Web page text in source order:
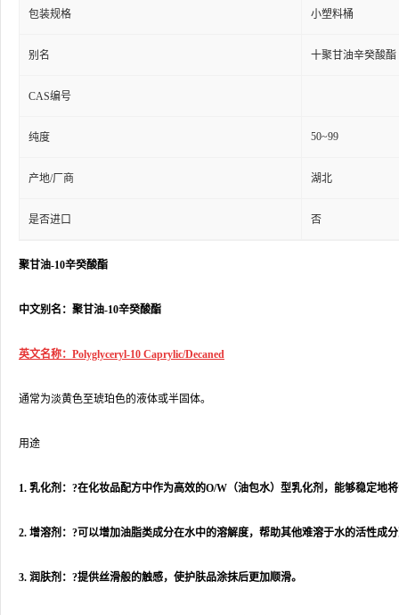
包装规格 小塑料桶
别名 十聚甘油辛癸酸酯
CAS编号
纯度 50~99
产地/厂商 湖北
是否进口 否
聚甘油-10辛癸酸酯
中文别名：聚甘油-10辛癸酸酯
英文名称：Polyglyceryl-10 Caprylic/Decaned
通常为淡黄色至琥珀色的液体或半固体。
用途
1. 乳化剂：?在化妆品配方中作为高效的O/W（油包水）型乳化剂，能够稳定地
2. 增溶剂：?可以增加油脂类成分在水中的溶解度，帮助其他难溶于水的活性成
3. 润肤剂：?提供丝滑般的触感，使护肤品涂抹后更加顺滑。